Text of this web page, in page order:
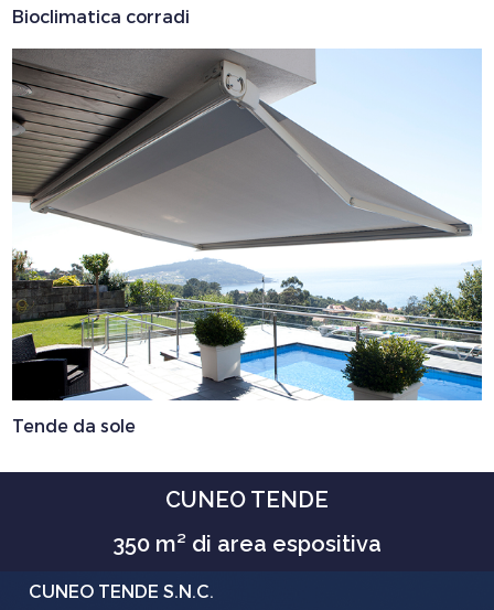
Bioclimatica corradi
Tende da sole
CUNEO TENDE
350 m² di area espositiva
CUNEO TENDE S.N.C.